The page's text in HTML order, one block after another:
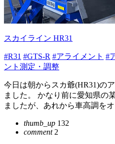
スカイライン HR31
#R31 #GTS-R #アライメント #
ント測定・調整
今日は朝からスカ爺(HR31)の
ました。 かなり前に愛知県の
ましたが、あれから車高調を
thumb_up 132
comment2